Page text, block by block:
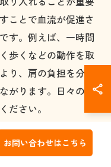
ことで血流が促進さ
す。例えば、一時間
歩くなどの動作を取
り、肩の負担を分散
がります。日々の業
ださい。
防に重要
お問い合わせはこちら